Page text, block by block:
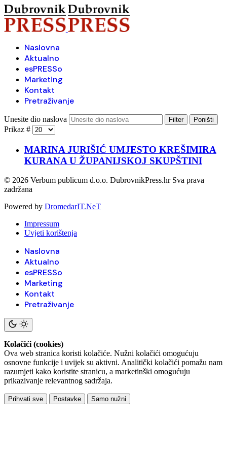
Naslovna
Aktualno
esPRESSo
Marketing
Kontakt
Pretraživanje
Unesite dio naslova Filter Poništi
Prikaz #
MARINA JURIŠIĆ UMJESTO KREŠIMIRA
KURANA U ŽUPANIJSKOJ SKUPŠTINI
© 2026 Verbum publicum d.o.o. DubrovnikPress.hr Sva prava
zadržana
Powered by DromedarIT.NeT
Impressum
Uvjeti korištenja
Naslovna
Aktualno
esPRESSo
Marketing
Kontakt
Pretraživanje
Kolačići (cookies)
Ova web stranica koristi kolačiće. Nužni kolačići omogućuju
osnovne funkcije i uvijek su aktivni. Analitički kolačići pomažu nam
razumjeti kako koristite stranicu, a marketinški omogućuju
prikazivanje relevantnog sadržaja.
Prihvati sve Postavke Samo nužni